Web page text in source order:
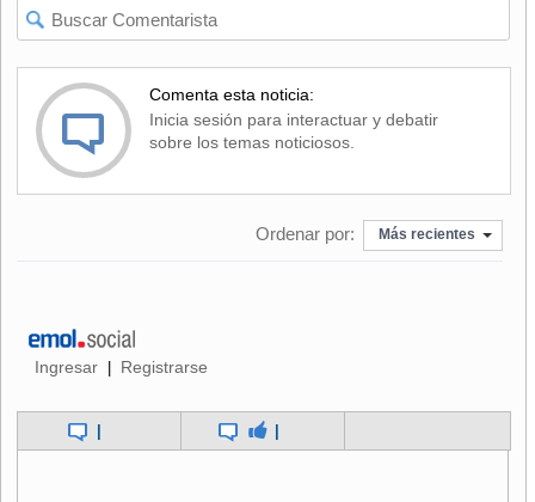
Comenta esta noticia:
Inicia sesión para interactuar y debatir
sobre los temas noticiosos.
Ordenar por: Más recientes
Ingresar | Registrarse
| |